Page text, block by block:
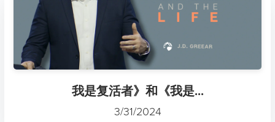
我是复活者》和《我是...
3/31/2024